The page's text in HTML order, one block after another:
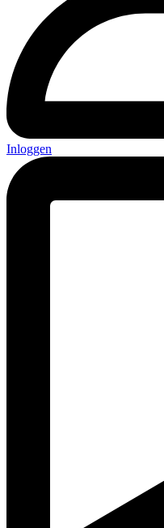
Inloggen